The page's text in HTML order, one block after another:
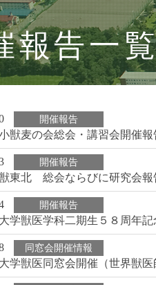
報告一
開催報告
獣麦の会総会・講習会開催報
開催報告
獣東北 総会ならびに研究会報
開催報告
学獣医学科二期生５８周年
同窓会開催情報
学獣医同窓会開催（世界獣医